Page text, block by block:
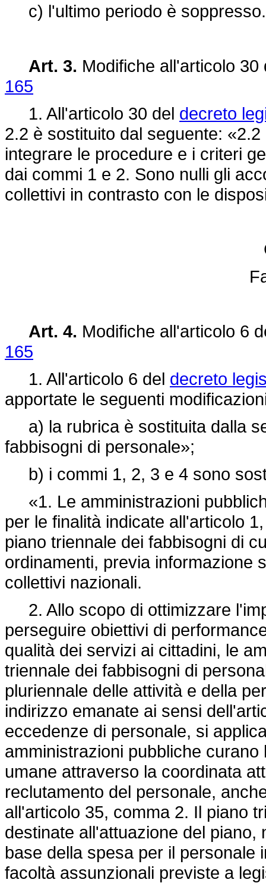
c) l'ultimo periodo è soppresso.
Art. 3. Modifiche all'articolo
165
1. All'articolo 30 del decreto
2.2 è sostituito dal seguente:
integrare le procedure e i criteri
dai commi 1 e 2. Sono nulli gli
collettivi in contrasto con le
Art. 4. Modifiche all'articolo 6
165
1. All'articolo 6 del decreto
apportate le seguenti
a) la rubrica è sostituita dalla
fabbisogni di personale»;
b) i commi 1, 2, 3 e 4 sono
«1. Le amministrazioni
per le finalità indicate all'articolo
piano triennale dei fabbisogni di
ordinamenti, previa informazione
collettivi nazionali.
2. Allo scopo di ottimizzare
perseguire obiettivi di
qualità dei servizi ai cittadini, le
triennale dei fabbisogni di
pluriennale delle attività e della
indirizzo emanate ai sensi
eccedenze di personale, si
amministrazioni pubbliche
umane attraverso la coordinata
reclutamento del personale,
all'articolo 35, comma 2. Il piano
destinate all'attuazione del
base della spesa per il personale
facoltà assunzionali previste a